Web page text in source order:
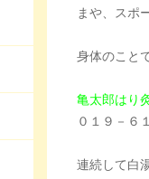
まや、スポ
身体のこと
亀太郎はり
０１９－６
連続して白